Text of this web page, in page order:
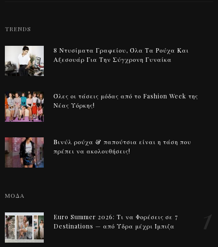
TRENDS
8 Ντυσίματα Γραφείου, Όλα Τα Ρούχα Και
Αξεσουάρ Για Την Σύγχρονη Γυναίκα
Όλες οι τάσεις μόδας από το Fashion Week της
Νέας Υόρκης!
Βινύλ ρούχα & παπούτσια είναι η τάση που
πρέπει να ακολουθήσεις!
ΜΟΔΑ
Euro Summer 2026: Τι να Φορέσεις σε 7
Destinations — από Ύδρα μέχρι Ίμπιζα
1